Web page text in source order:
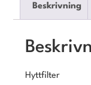
Beskrivning
Hyttfilter